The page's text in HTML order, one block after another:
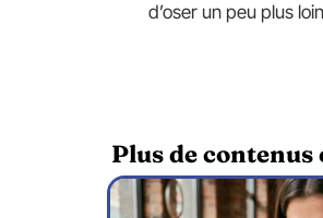
d’oser un peu plus
Plus de